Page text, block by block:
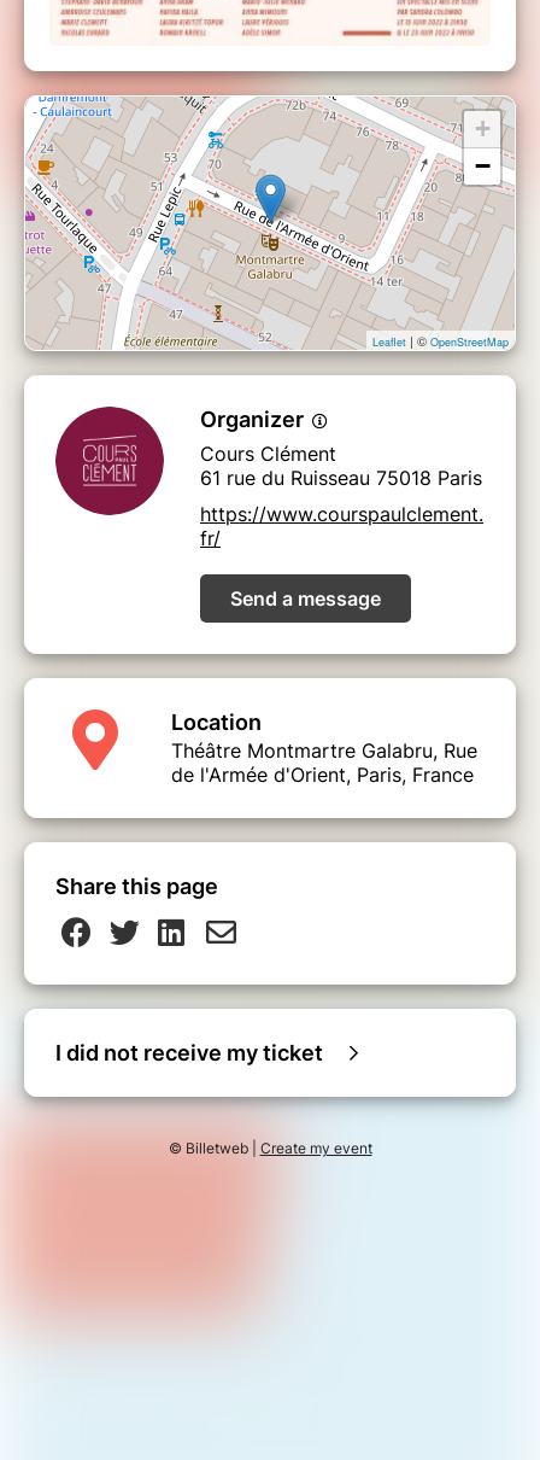
+
−
Leaflet | © OpenStreetMap
Organizer
Cours Clément
61 rue du Ruisseau 75018 Paris
https://www.courspaulclement.
fr/
Send a message
Location
Théâtre Montmartre Galabru, Rue
de l'Armée d'Orient, Paris, France
Share this page
I did not receive my ticket
© Billetweb | Create my event